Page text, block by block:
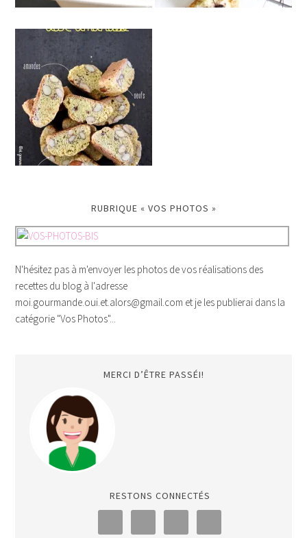
RUBRIQUE « VOS PHOTOS »
N'hésitez pas à m'envoyer les photos de vos réalisations des
recettes du blog à l'adresse
moi.gourmande.oui.et.alors@gmail.com et je les publierai dans la
catégorie "Vos Photos"...
MERCI D’ÊTRE PASSÉI!
RESTONS CONNECTÉS